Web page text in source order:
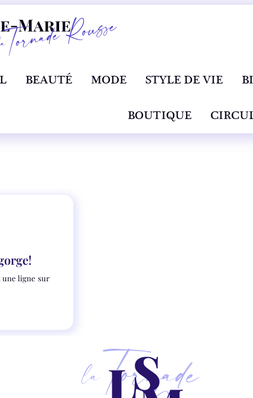
BEAUTÉ MODE STYLE DE VIE
BOUTIQUE
une ligne sur